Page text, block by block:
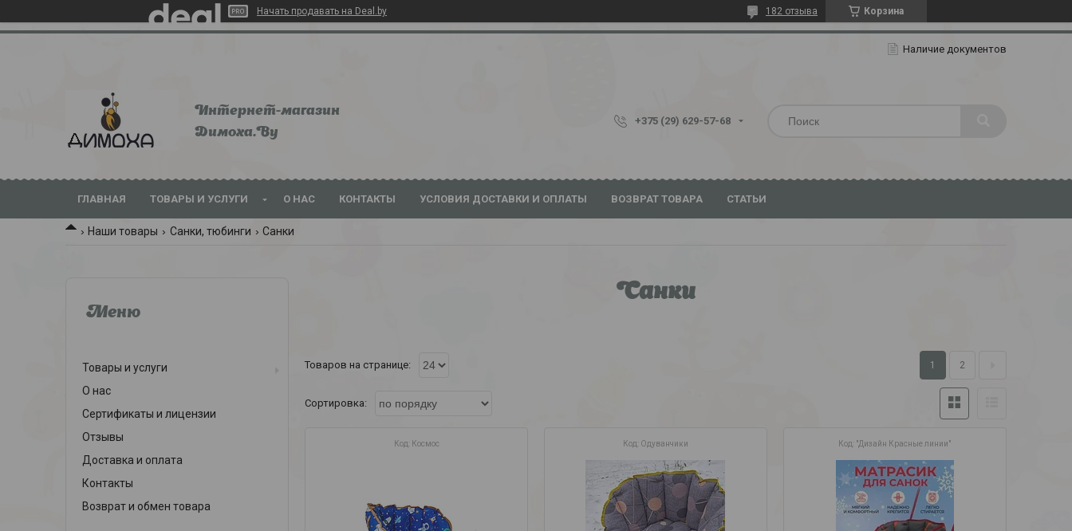
Начать продавать на Deal.by Корзина
182 отзыва
Наличие документов
Интернет-магазин
Dимoхa.By
+375 (29) 629-57-68
ГЛАВНАЯ ТОВАРЫ И УСЛУГИ О НАС КОНТАКТЫ УСЛОВИЯ ДОСТАВКИ И ОПЛАТЫ ВОЗВРАТ ТОВАРА СТАТЬИ
Наши товары Санки, тюбинги Санки
Санки
1 2
Космос Одуванчики "Дизайн Красные линии"
Товары и услуги
О нас
Сертификаты и лицензии
Отзывы
Доставка и оплата
Контакты
Возврат и обмен товара